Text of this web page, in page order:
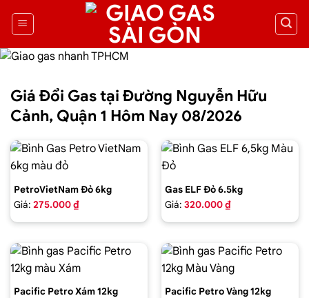
Giá Đổi Gas tại Đường Nguyễn Hữu
Cảnh, Quận 1 Hôm Nay 08/2026
PetroVietNam Đỏ 6kg
Giá: 275.000 ₫
Gas ELF Đỏ 6.5kg
Giá: 320.000 ₫
Pacific Petro Xám 12kg
Pacific Petro Vàng 12kg